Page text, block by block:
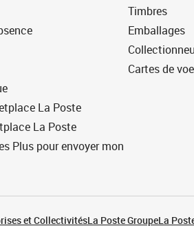
La Poste
La Poste
Plus pour envoyer mon
Timbres
Emballages
Cartes de
et CollectivitésLa Poste GroupeLa